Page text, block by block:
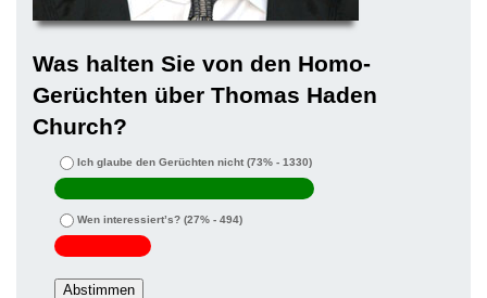
Was halten Sie von den Homo-
Gerüchten über Thomas Haden
Church?
Ich glaube den Gerüchten nicht(73% - 1330)
Wen interessiert’s? (27% - 494)